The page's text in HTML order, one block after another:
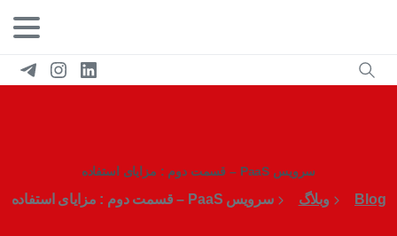
سرویس PaaS – قسمت دوم : مزایای استفاده
Blog وبلاگ سرویس PaaS – قسمت دوم : مزایای استفاده